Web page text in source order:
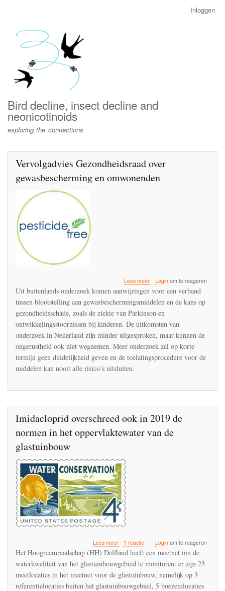
menu
Inloggen
Bird decline, insect decline and
neonicotinoids
exploring the connections
Vervolgadvies Gezondheidsraad over
gewasbescherming en omwonenden
Lees meerover
over
gewasbescherming
en
Loginom te reageren
Uit buitenlands onderzoek komen aanwijzingen voor een verband
tussen blootstelling aan gewasbeschermingsmiddelen en de kans op
gezondheidsschade, zoals de ziekte van Parkinson en
ontwikkelingsstoornissen bij kinderen. De uitkomsten van
onderzoek in Nederland zijn minder uitgesproken, maar kunnen de
ongerustheid ook niet wegnemen. Meer onderzoek zal op korte
termijn geen duidelijkheid geven en de toelatingsprocedure voor de
middelen kan nooit alle risico’s uitsluiten.
Imidacloprid overschreed ook in 2019 de
normen in het oppervlaktewater van de
glastuinbouw
Lees meerover
Imidacloprid
ook
in
2019
1 reactie Loginom te reageren
Het Hoogreemraadschap (HH) Delfland heeft een meetnet om de
waterkwaliteit van het glastuinbouwgebied te monitoren: er zijn 23
meetlocaties in het meetnet voor de glastuinbouw, namelijk op 3
referentielocaties buiten het glastuinbouwgebied, 5 boezemlocaties